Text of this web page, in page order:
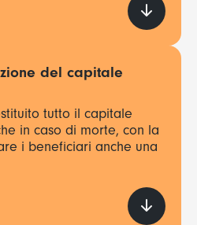
del capitale
tutto il capitale
in caso di morte, con la
i beneficiari anche una